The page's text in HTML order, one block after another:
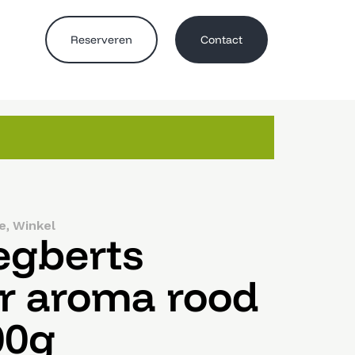
Reserveren Contact
, Winkel
aroma rood